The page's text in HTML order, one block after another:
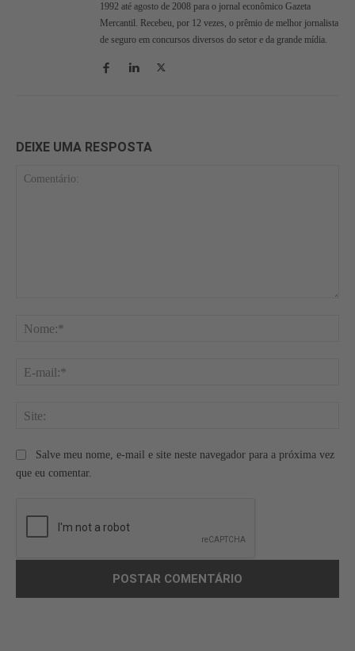
1992 até agosto de 2008 para o jornal econômico Gazeta
Mercantil. Recebeu, por 12 vezes, o prêmio de melhor jornalista
de seguro em concursos diversos do setor e da grande mídia.
DEIXE UMA RESPOSTA
Salve meu nome, e-mail e site neste navegador para a próxima vez
que eu comentar.